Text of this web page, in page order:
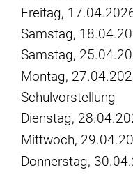
Freitag,
Samstag,
Samstag,
Montag,
Schulvorstellung
Dienstag,
Mittwoch,
Donnerstag,